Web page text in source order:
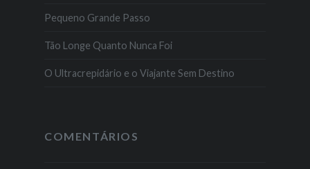
Pequeno Grande Passo
Tão Longe Quanto Nunca Foi
O Ultracrepidário e o Viajante Sem Destino
COMENTÁRIOS